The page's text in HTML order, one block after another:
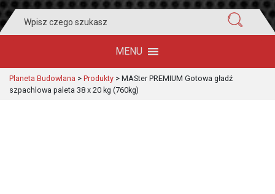
for:
MENU
Planeta Budowlana > Produkty > MASter PREMIUM Gotowa gładź
szpachlowa paleta 38 x 20 kg (760kg)